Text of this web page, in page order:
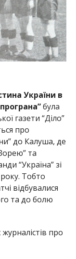
України в
була
газети “Діло”
про
до Калуша, де
та
“Україна” зі
Тобто
відбувалися
та до болю
про